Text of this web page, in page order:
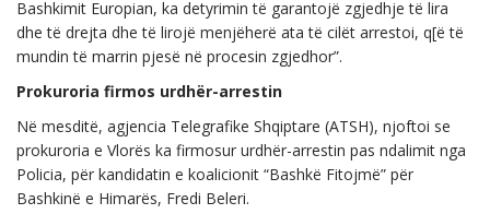
Bashkimit Europian, ka detyrimin të garantojë zgjedhje të lira
dhe të drejta dhe të lirojë menjëherë ata të cilët arrestoi, q[ë të
mundin të marrin pjesë në procesin zgjedhor”.
Prokuroria firmos urdhër-arrestin
Në mesditë, agjencia Telegrafike Shqiptare (ATSH), njoftoi se
prokuroria e Vlorës ka firmosur urdhër-arrestin pas ndalimit nga
Policia, për kandidatin e koalicionit “Bashkë Fitojmë” për
Bashkinë e Himarës, Fredi Beleri.